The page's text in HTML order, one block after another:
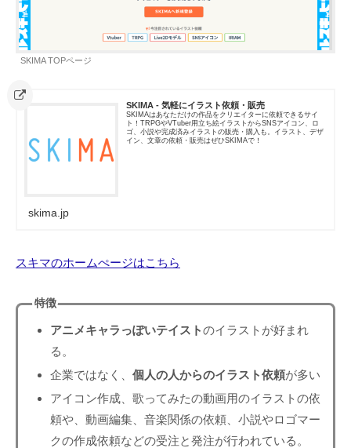
SKIMA TOPページ
SKIMA - 気軽にイラスト依頼・販売
SKIMAはあなただけの作品をクリエイターに依頼できるサイ
ト！TRPGやVTuber用立ち絵イラストからSNSアイコン、ロ
ゴ、小説や完成済みイラストの販売・購入も。イラスト、デザ
イン、文章の依頼・販売はぜひSKIMAで！
skima.jp
スキマのホームぺージはこちら
特徴
アニメキャラっぽいテイストのイラストが好まれ
る。
企業ではなく、 個人の人からのイラスト依頼が多い
アイコン作成、歌ってみたの動画用のイラストの依
頼や、動画編集、音楽関係の依頼、小説やロゴマー
クの作成依頼などの受注と発注が行われている。